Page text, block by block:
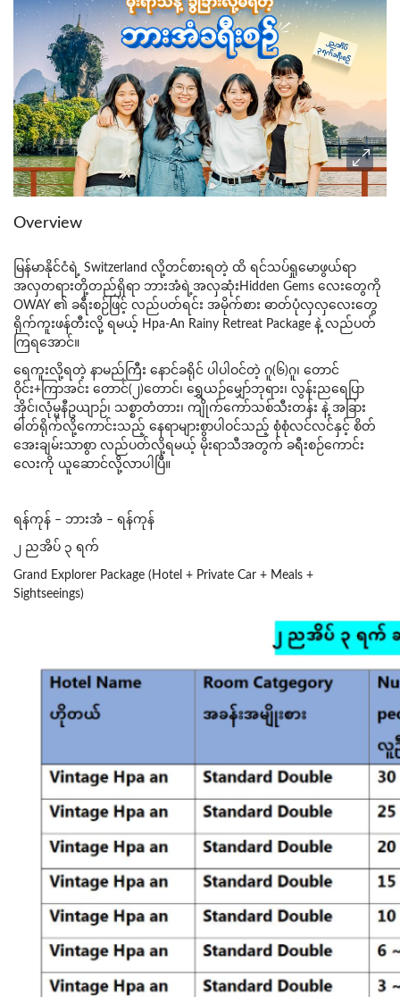
Overview
မြန်မာနိုင်ငံရဲ့ Switzerland လို့တင်စားရတဲ့ ထိ ရင်သပ်ရှုမောဖွယ်ရာ
အလှတရားတို့တည်ရှိရာ ဘားအံရဲ့အလှဆုံးHidden Gems လေးတွေကို
OWAY ၏ ခရီးစဉ်ဖြင့် လည်ပတ်ရင်း အမိုက်စား ဓာတ်ပုံလှလှလေးတွေ
ရိုက်ကူးဖန်တီးလို့ ရမယ့် Hpa-An Rainy Retreat Package နဲ့ လည်ပတ်
ကြရအောင်။
ရေကူးလို့ရတဲ့ နာမည်ကြီး နောင်ခရိုင် ပါပါဝင်တဲ့ ဂူ(၆)ဂူ၊ တောင်
ဝိုင်း+ကြာအင်း တောင်(၂)တောင်၊ ရွှေယဉ်မျှော်ဘုရား၊ လွန်းညရေပြာ
အိုင်၊လုံမ္မနီဥယျာဉ်၊ သစ္စာတံတား၊ ကျိုက်ကော်သစ်သီးတန်း နဲ့ အခြား
ဓါတ်ရိုက်လို့ကောင်းသည့် နေရာများစွာပါဝင်သည့် စုံစုံလင်လင်နှင့် စိတ်
အေးချမ်းသာစွာ လည်ပတ်လို့ရမယ့် မိုးရာသီအတွက် ခရီးစဉ်ကောင်း
လေးကို ယူဆောင်လို့လာပါပြီ။
ရန်ကုန် – ဘားအံ – ရန်ကုန်
၂ ညအိပ် ၃ ရက်
Grand Explorer Package (Hotel + Private Car + Meals +
Sightseeings)